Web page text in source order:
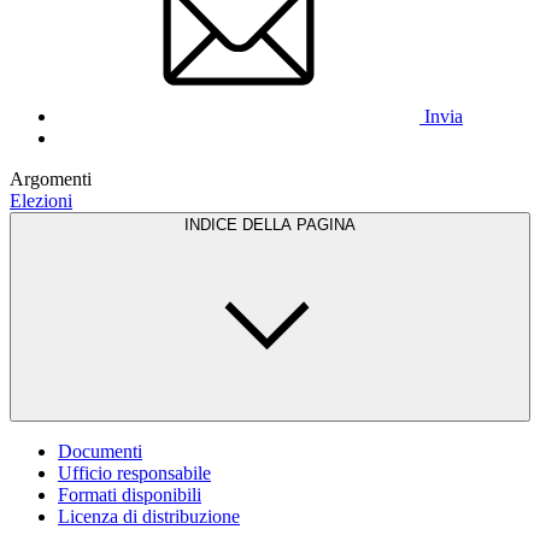
Invia
Argomenti
Elezioni
INDICE DELLA PAGINA
Documenti
Ufficio responsabile
Formati disponibili
Licenza di distribuzione